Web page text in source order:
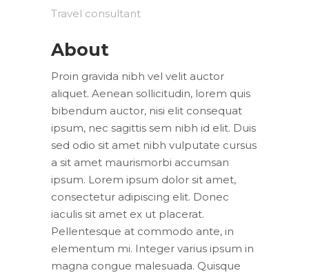
Travel consultant
About
Proin gravida nibh vel velit auctor
aliquet. Aenean sollicitudin, lorem quis
bibendum auctor, nisi elit consequat
ipsum, nec sagittis sem nibh id elit. Duis
sed odio sit amet nibh vulputate cursus
a sit amet maurismorbi accumsan
ipsum. Lorem ipsum dolor sit amet,
consectetur adipiscing elit. Donec
iaculis sit amet ex ut placerat.
Pellentesque at commodo ante, in
elementum mi. Integer varius ipsum in
magna congue malesuada. Quisque